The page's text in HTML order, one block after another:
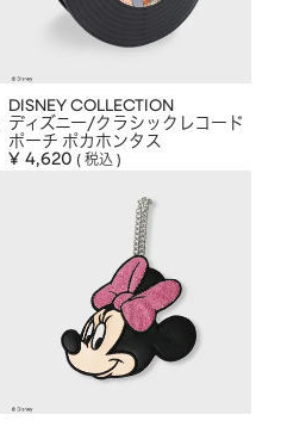
DISNEY COLLECTION
ディズニー/クラシックレコード
ポーチ ポカホンタス
¥ 4,620 税込